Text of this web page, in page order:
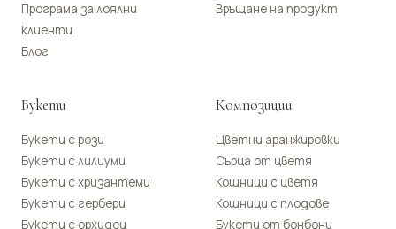
Програма за лоялни
клиенти
Блог
Връщане на продукт
Букети
Букети с рози
Букети с лилиуми
Букети с хризантеми
Букети с гербери
Букети с орхидеи
Композиции
Цветни аранжировки
Сърца от цветя
Кошници с цветя
Кошници с плодове
Букети от бонбони